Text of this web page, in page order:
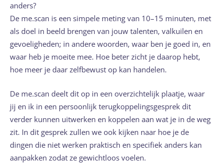
anders?
De me.scan is een simpele meting van 10–15 minuten, met
als doel in beeld brengen van jouw talenten, valkuilen en
gevoeligheden; in andere woorden, waar ben je goed in, en
waar heb je moeite mee. Hoe beter zicht je daarop hebt,
hoe meer je daar zelfbewust op kan handelen.
De me.scan deelt dit op in een overzichtelijk plaatje, waar
jij en ik in een persoonlijk terugkoppelingsgesprek dit
verder kunnen uitwerken en koppelen aan wat je in de weg
zit. In dit gesprek zullen we ook kijken naar hoe je de
dingen die niet werken praktisch en specifiek anders kan
aanpakken zodat ze gewichtloos voelen.